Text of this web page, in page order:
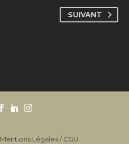
SUIVANT
Mentions Légales / CGU